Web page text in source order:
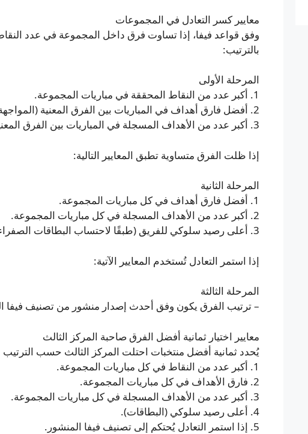
معايير كسر التعادل في المجموعات
وفق قواعد فيفا، إذا تساوت فرق داخل المجموعة في عدد النقاط
بالترتيب:
المرحلة الأولى
1. أكبر عدد من النقاط المحققة في مباريات المجموعة.
2. أفضل فارق أهداف في المباريات بين الفرق المعنية (المواجهة المباشرة).
3. أكبر عدد من الأهداف المسجلة في المباريات بين الفرق المعنية (المواجهة المباشرة).
إذا ظلت الفرق متساوية تطبق المعايير التالية:
المرحلة الثانية
1. أفضل فارق أهداف في كل مباريات المجموعة.
2. أكبر عدد من الأهداف المسجلة في كل مباريات المجموعة.
3. أعلى رصيد سلوكي للفريق (طبقًا لاحتساب البطاقات الصفراء والحمراء).
إذا استمر التعادل تُستخدم المعايير الآتية:
المرحلة الثالثة
– ترتيب الفرق يكون وفق أحدث إصدار منشور من تصنيف فيفا
معايير اختيار ثمانية أفضل الفرق صاحبة المركز الثالث
يُحدد ثمانية أفضل منتخبات احتلت المركز الثالث حسب الترتيب
1. أكبر عدد من النقاط في كل مباريات المجموعة.
2. فارق الأهداف في كل مباريات المجموعة.
3. أكبر عدد من الأهداف المسجلة في كل مباريات المجموعة.
4. أعلى رصيد سلوكي (البطاقات).
5. إذا استمر التعادل يُحتكم إلى تصنيف فيفا المنشور.